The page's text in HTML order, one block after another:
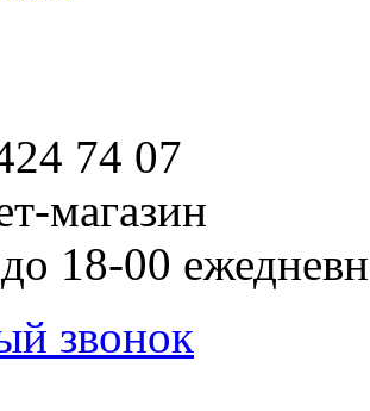
74 07
магазин
18-00
звонок